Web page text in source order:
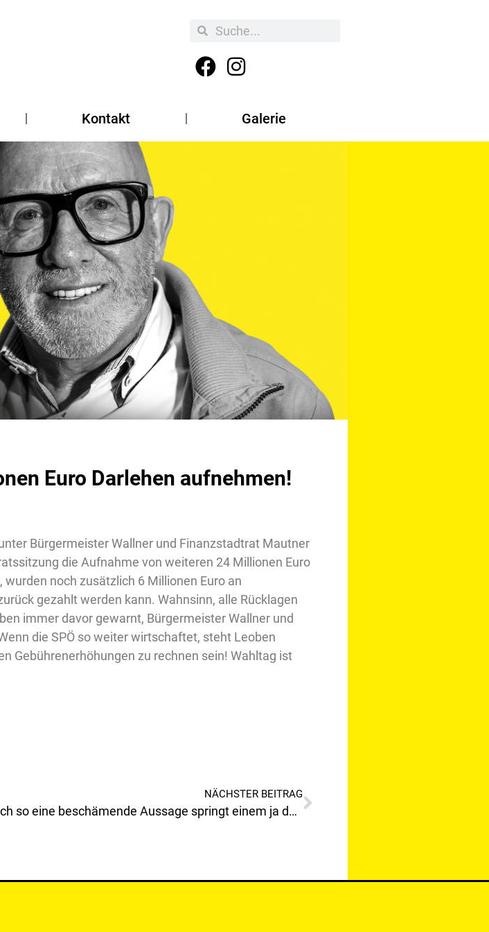
Kontakt Galerie
Euro Darlehen aufnehmen!
Bürgermeister Wallner und Finanzstadtrat Mautner
die Aufnahme von weiteren 24 Millionen Euro
noch zusätzlich 6 Millionen Euro an
gezahlt werden kann. Wahnsinn, alle Rücklagen
immer davor gewarnt, Bürgermeister Wallner und
die SPÖ so weiter wirtschaftet, steht Leoben
Gebührenerhöhungen zu rechnen sein! Wahltag ist
NÄCHSTER BEITRAG
Durch so eine beschämende Aussage springt einem ja der Feitel im Sack auf!